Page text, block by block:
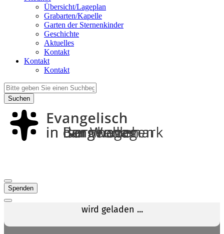
Übersicht/Lageplan
Grabarten/Kapelle
Garten der Sternenkinder
Geschichte
Aktuelles
Kontakt
Kontakt
Kontakt
Suchen
Spenden